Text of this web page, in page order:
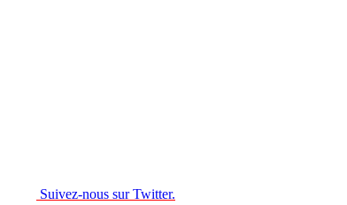
Suivez-nous sur Twitter.